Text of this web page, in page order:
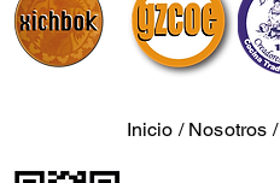
Inicio / Nosotros